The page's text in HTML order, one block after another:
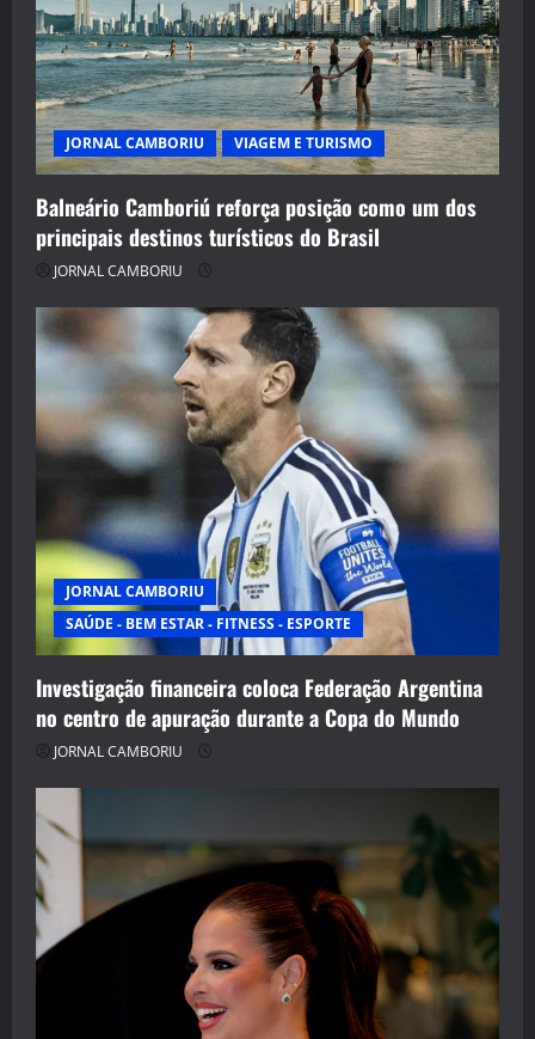
JORNAL CAMBORIU VIAGEM E TURISMO
Balneário Camboriú reforça posição como um dos
principais destinos turísticos do Brasil
JORNAL CAMBORIU
JORNAL CAMBORIU
SAÚDE - BEM ESTAR - FITNESS - ESPORTE
Investigação financeira coloca Federação Argentina
no centro de apuração durante a Copa do Mundo
JORNAL CAMBORIU